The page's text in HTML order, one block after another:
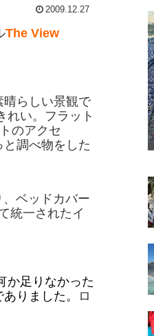
2009.12.27
The View
晴らしい景観で
い。フラット
のアクセ
調べ物をした
ベッドカバー
統一されたイ
か足りなかった
りました。
ロ